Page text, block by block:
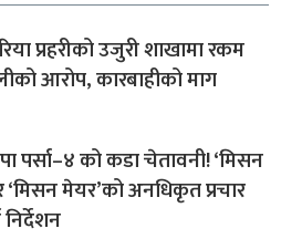
प्रहरीको उजुरी शाखामा रकम
आरोप, कारबाहीको माग
पर्सा–४ को कडा चेतावनी! ‘मिसन
‘मिसन मेयर’को अनधिकृत प्रचार